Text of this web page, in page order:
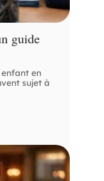
guide
en
sujet à